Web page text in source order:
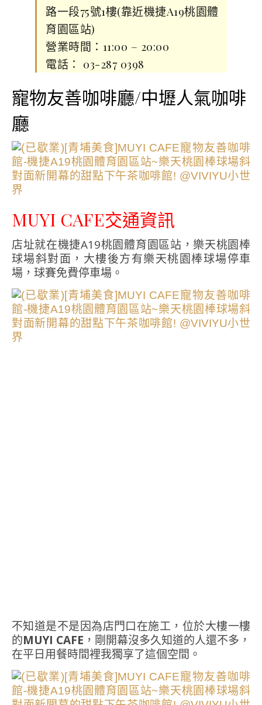
路一段75號1樓(靠近機捷A19桃園體
育園區站)
營業時間：11:00 – 20:00
電話： 03-287 0398
寵物友善咖啡廳/中壢人氣咖啡
廳
MUYI CAFE交通資訊
店址就在機捷A19桃園體育園區站，樂天桃園棒
球場斜對面，大樓後方有樂天桃園棒球場停車
場，球賽免費停車場。
不知道是不是因為店門口在施工，位於大樓一樓
的MUYI CAFE ，剛開幕沒多久知道的人還不多，
在平日用餐時間裡我獨享了這個空間。